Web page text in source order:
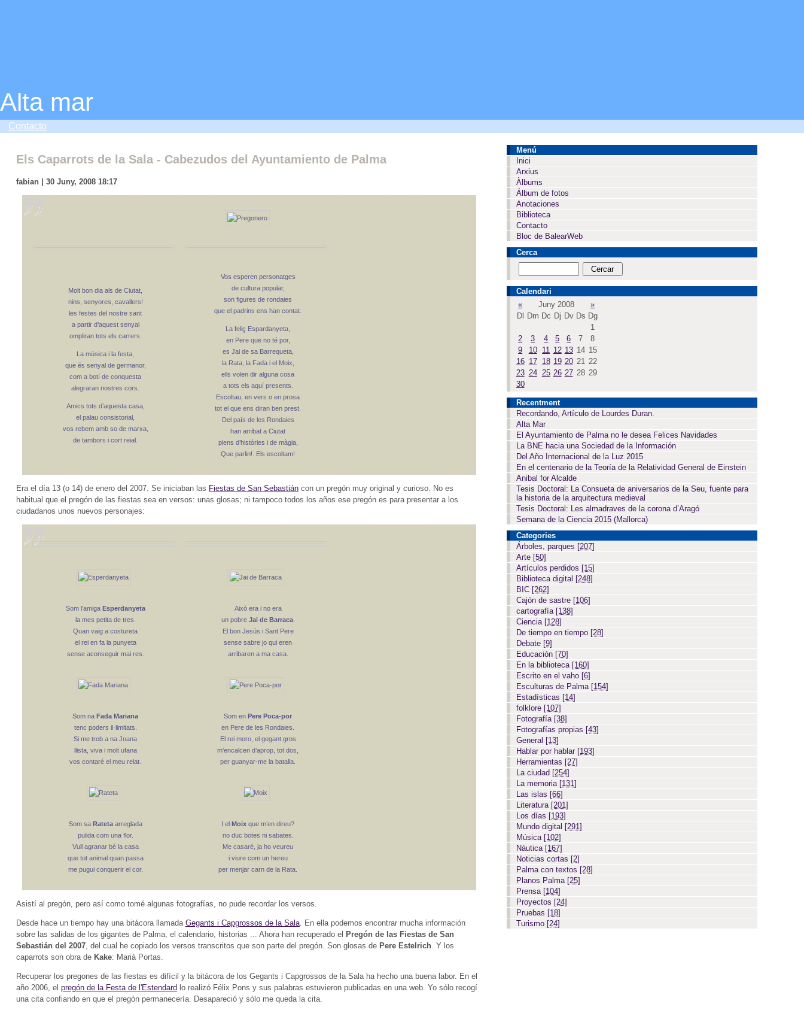
Alta mar
Contacto
Els Caparrots de la Sala - Cabezudos del Ayuntamiento de Palma
fabian | 30 Juny, 2008 18:17
Molt bon dia als de Ciutat,
nins, senyores, cavallers!
les festes del nostre sant
a partir d’aquest senyal
ompliran tots els carrers.
La música i la festa,
que és senyal de germanor,
com a botí de conquesta
alegraran nostres cors.
Amics tots d’aquesta casa,
el palau consistorial,
vos rebem amb so de marxa,
de tambors i cort reial.
Vos esperen personatges
de cultura popular,
son figures de rondaies
que el padrins ens han contat.
La feliç Espardanyeta,
en Pere que no té por,
es Jai de sa Barrequeta,
la Rata, la Fada i el Moix,
ells volen dir alguna cosa
a tots els aquí presents.
Escoltau, en vers o en prosa
tot el que ens diran ben prest.
Del país de les Rondaies
han arribat a Ciutat
plens d’històries i de màgia,
Que parlin!. Els escoltam!
Era el día 13 (o 14) de enero del 2007. Se iniciaban las Fiestas de San Sebastiáncon un pregón muy original y curioso. No es
habitual que el pregón de las fiestas sea en versos: unas glosas; ni tampoco todos los años ese pregón es para presentar a los
ciudadanos unos nuevos personajes:
Som l’amiga Esperdanyeta
la mes petita de tres.
Quan vaig a costureta
el rei en fa la punyeta
sense aconseguir mai res.
Això era i no era
un pobre Jai de Barraca.
El bon Jesús i Sant Pere
sense sabre jo qui eren
arribaren a ma casa.
Som naFada Mariana
tenc poders il·limitats.
Si me trob a na Joana
llista, viva i molt ufana
vos contaré el meu relat.
Som enPere Poca-por
en Pere de les Rondaies.
El rei moro, el gegant gros
m’encalcen d’aprop, tot dos,
per guanyar-me la batalla.
Som sa Ratetaarreglada
pulida com una flor.
Vull agranar bé la casa
que tot animal quan passa
me pugui conquerir el cor.
I elMoix que m’en direu?
no duc botes ni sabates.
Me casaré, ja ho veureu
i viure com un hereu
per menjar carn de la Rata.
Asistí al pregón, pero así como tomé algunas fotografías, no pude recordar los versos.
Desde hace un tiempo hay una bitácora llamada Gegants i Capgrossos de la Sala. En ella podemos encontrar mucha información
sobre las salidas de los gigantes de Palma, el calendario, historias ... Ahora han recuperado el Pregón de las Fiestas de San
Sebastián del 2007, del cual he copiado los versos transcritos que son parte del pregón. Son glosas de Pere Estelrich. Y los
caparrots son obra de Kake: Marià Portas.
Recuperar los pregones de las fiestas es difícil y la bitácora de los Gegants i Capgrossos de la Sala ha hecho una buena labor. En el
año 2006, el pregón de la Festa de l'Estendard lo realizó Félix Pons y sus palabras estuvieron publicadas en una web. Yo sólo recogí
una cita confiando en que el pregón permanecería. Desapareció y sólo me queda la cita.
Menú
Inici
Arxius
Àlbums
Álbum de fotos
Anotaciones
Biblioteca
Contacto
Bloc de BalearWeb
Cerca
Calendari
«
Juny 2008
»
Dl
Dm Dc Dj Dv Ds Dg
1
2
3 4 5 6 7
8
9
10 11 12 13 14 15
16 17 18 19 20 21 22
23 24 25 26 27 28 29
30
Recentment
Recordando, Artículo de Lourdes Duran.
Alta Mar
El Ayuntamiento de Palma no le desea Felices Navidades
La BNE hacia una Sociedad de la Información
Del Año Internacional de la Luz 2015
En el centenario de la Teoría de la Relatividad General de Einstein
Anibal for Alcalde
Tesis Doctoral: La Consueta de aniversarios de la Seu, fuente para
la historia de la arquitectura medieval
Tesis Doctoral: Les almadraves de la corona d’Aragó
Semana de la Ciencia 2015 (Mallorca)
Categories
Árboles, parques [207]
Arte [50]
Artículos perdidos [15]
Biblioteca digital [248]
BIC [262]
Cajón de sastre [106]
cartografía [138]
Ciencia [128]
De tiempo en tiempo [28]
Debate [9]
Educación [70]
En la biblioteca [160]
Escrito en el vaho [6]
Esculturas de Palma [154]
Estadísticas [14]
folklore [107]
Fotografía [38]
Fotografías propias [43]
General [13]
Hablar por hablar [193]
Herramientas [27]
La ciudad [254]
La memoria [131]
Las islas [66]
Literatura [201]
Los días [193]
Mundo digital [291]
Música [102]
Náutica [167]
Noticias cortas [2]
Palma con textos [28]
Planos Palma [25]
Prensa [104]
Proyectos [24]
Pruebas [18]
Turismo [24]